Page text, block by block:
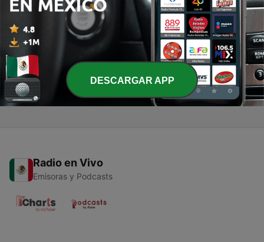
02 jun. 2025
2 - La pintura del atardecer
29 mayo 2025
- Cuento: El oso que no lo era
09 ago. 2020
Radio en Vivo
Emisoras y Podcasts
DESCARGAR APP